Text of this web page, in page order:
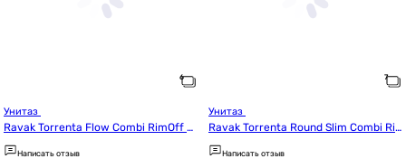
Ravak Torrenta Flow Combi RimOff с
сиденьем (RKUJ100020)
Написать отзыв
Ravak Torrenta Round Slim Combi Ri
mOff Tornado с сидением Soft Close
(RKUJ100023)
Написать отзыв